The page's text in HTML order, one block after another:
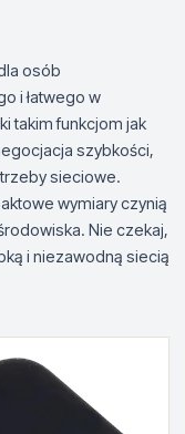
osób
i łatwego w
takim funkcjom jak
szybkości,
sieciowe.
wymiary czynią
Nie czekaj,
i niezawodną siecią